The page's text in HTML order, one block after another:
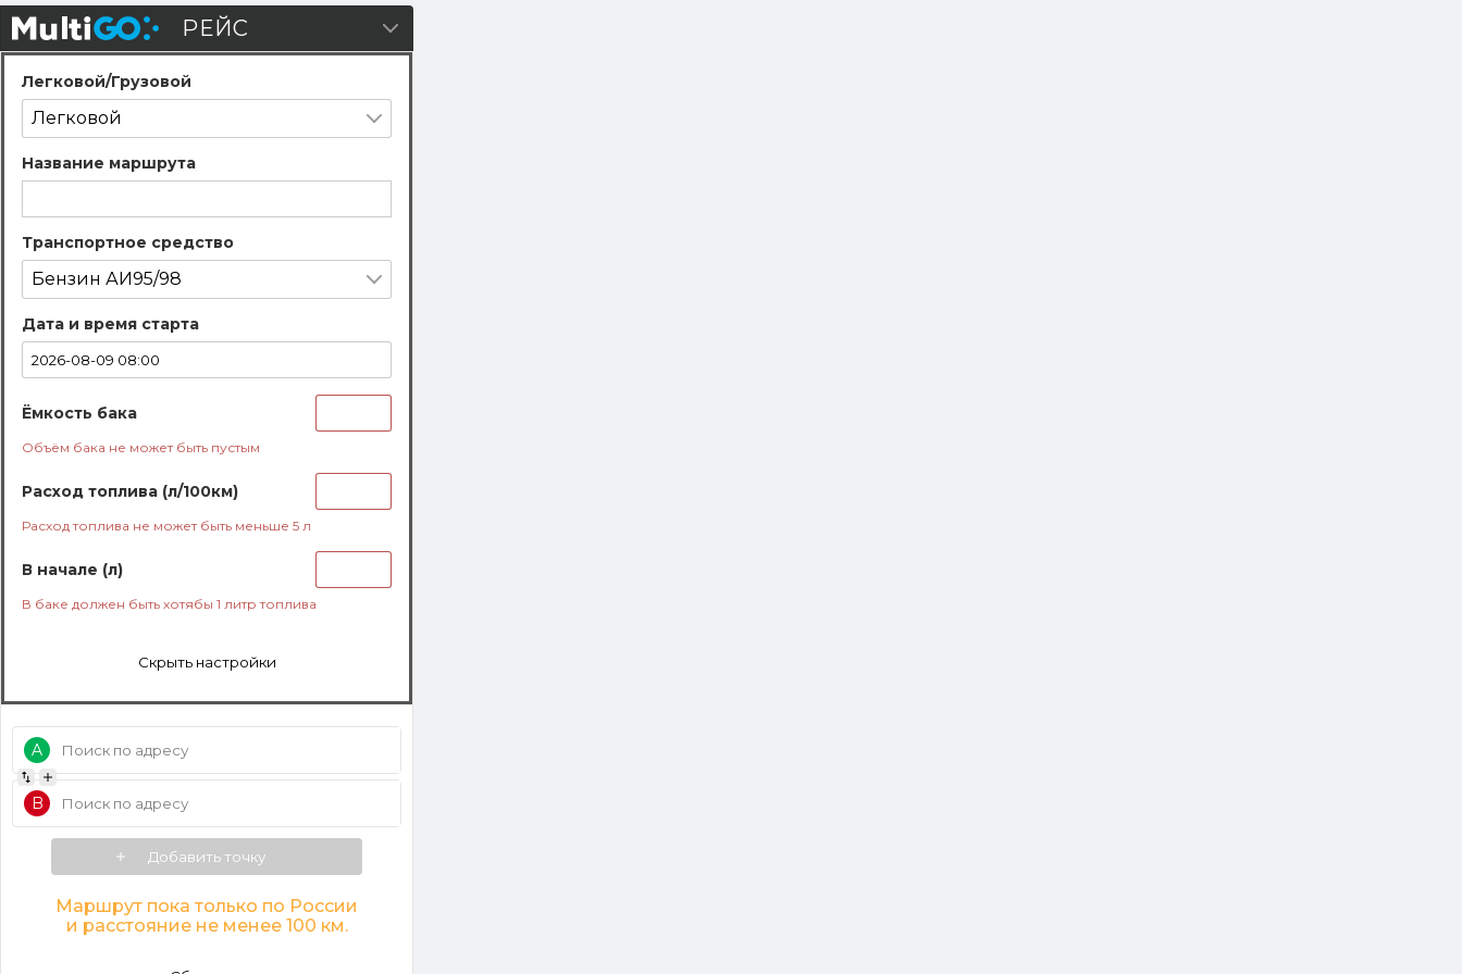
Построение
рейсов
РЕЙС
Скрыть
панель
Легковой/Грузовой
Название маршрута
Транспортное средство
Дата и время старта
Ёмкость бака
Объём бака не может быть пустым
Расход топлива (л/100км)
Расход топлива не может быть меньше 5 л
В начале (л)
В баке должен быть хотябы 1 литр топлива
Скрыть настройки
A
Добавить пункт
B
Добавить точку
Маршрут пока только по России
и расстояние не менее 100 км.